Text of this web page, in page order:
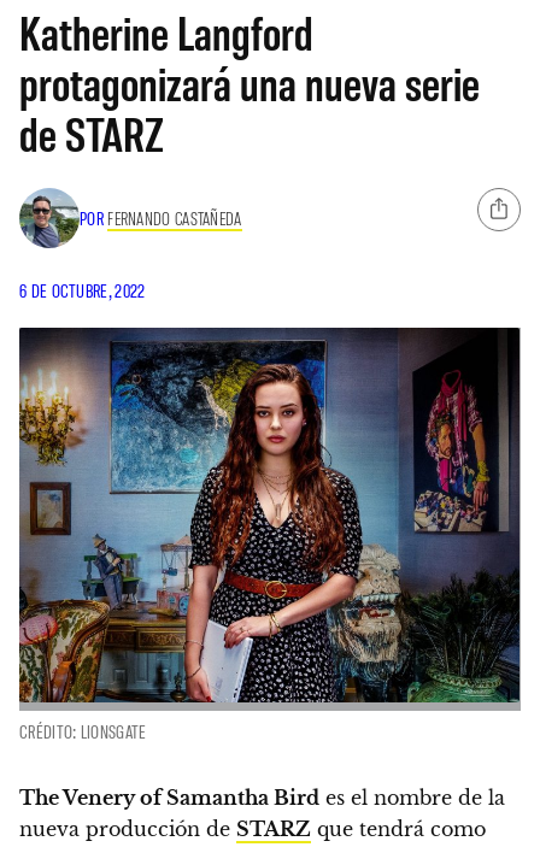
Katherine Langford
protagonizará una nueva serie
de STARZ
POR FERNANDO CASTAÑEDA
6 DE OCTUBRE, 2022
CRÉDITO: LIONSGATE
The Venery of Samantha Bird es el nombre de la
nueva producción de STARZ que tendrá como